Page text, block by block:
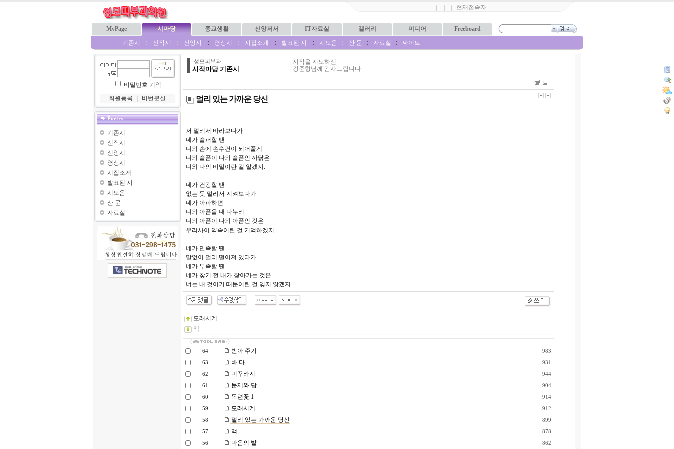
현재접속자
MyPage 시마당 종교생활 신앙저서 IT자료실 갤러리 미디어
Freeboard
기존시
신작시 신앙시 영상시 시집소개 발표된 시 시모음 산 문 자료실 싸이트
비밀번호 기억
회원등록
비번분실
Poetry
기존시
신작시
신앙시
영상시
시집소개
발표된 시
시모음
산 문
자료실
성모피부과
시작마당 기존시
시작을 지도하신
강준형님께 감사드립니다
멀리 있는 가까운 당신
저 멀리서 바라보다가
네가 슬퍼할 땐
너의 손에 손수건이 되어줄게
너의 슬픔이 나의 슬픔인 까닭은
너와 나의 비밀이란 걸 알겠지.
네가 건강할 땐
없는 듯 멀리서 지켜보다가
네가 아파하면
너의 아픔을 내 나누리
너의 아픔이 나의 아픔인 것은
우리사이 약속이란 걸 기억하겠지.
네가 만족할 땐
말없이 멀리 떨어져 있다가
네가 부족할 땐
네가 찾기 전 내가 찾아가는 것은
너는 내 것이기 때문이란 걸 잊지 않겠지
모래시계
맥
64 받아 주기 983
63 바 다 931
62 미꾸라지 944
61 문제와 답 904
60 목련꽃 1 914
59 모래시계 912
58 멀리 있는 가까운 당신 899
57 맥 878
56 마음의 밭 862